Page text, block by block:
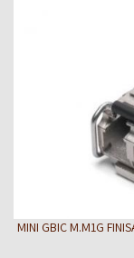
MINI GBIC M.M1G